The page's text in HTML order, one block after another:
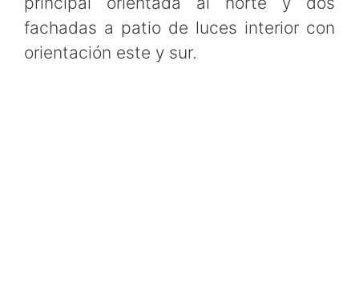
fachadas a patio de luces interior con
orientación este y sur.